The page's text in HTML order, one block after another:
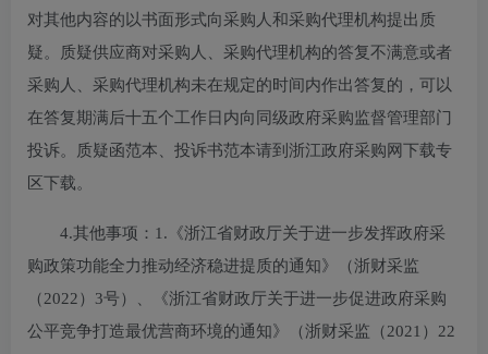
对其他内容的以书面形式向采购人和采购代理机构提出质
疑。质疑供应商对采购人、采购代理机构的答复不满意或者
采购人、采购代理机构未在规定的时间内作出答复的，可以
在答复期满后十五个工作日内向同级政府采购监督管理部门
投诉。质疑函范本、投诉书范本请到浙江政府采购网下载专
区下载。
4.其他事项： 1.《浙江省财政厅关于进一步发挥政府采
购政策功能全力推动经济稳进提质的通知》（浙财采监
（2022）3号）、《浙江省财政厅关于进一步促进政府采购
公平竞争打造最优营商环境的通知》（浙财采监（2021）22